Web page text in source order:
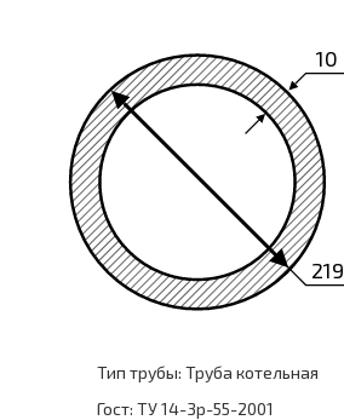
219
10
Тип трубы: Труба котельная
Гост: ТУ 14-3р-55-2001